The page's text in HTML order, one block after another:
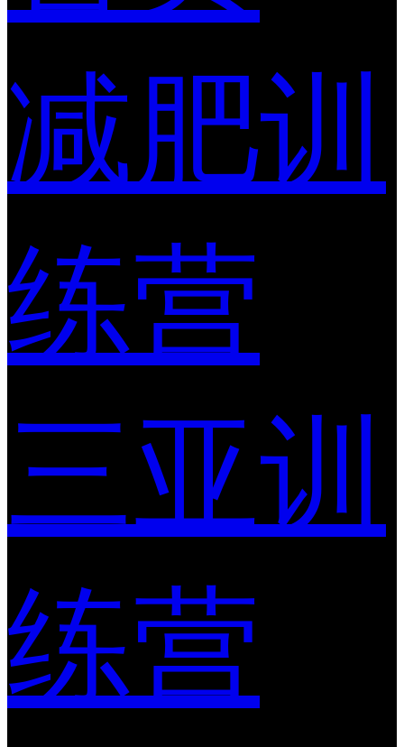
减肥训
练营
三亚训
练营